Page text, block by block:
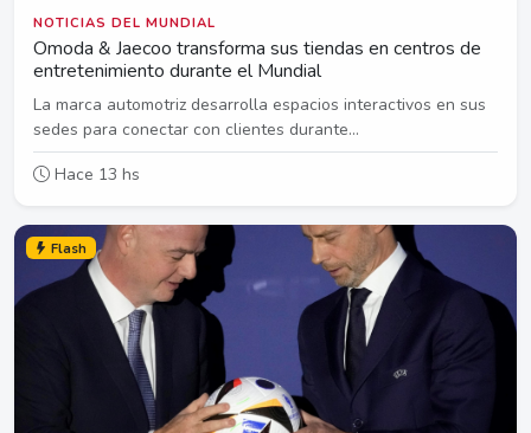
NOTICIAS DEL MUNDIAL
Omoda & Jaecoo transforma sus tiendas en centros de
entretenimiento durante el Mundial
La marca automotriz desarrolla espacios interactivos en sus
sedes para conectar con clientes durante...
Hace 13 hs
Flash